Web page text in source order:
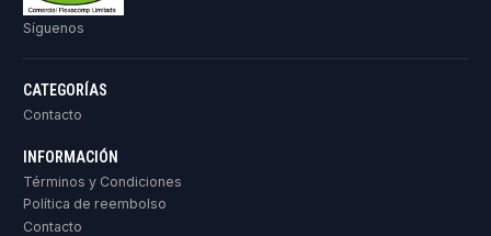
Síguenos
CATEGORÍAS
Contacto
INFORMACIÓN
Términos y Condiciones
Política de reembolso
Contacto